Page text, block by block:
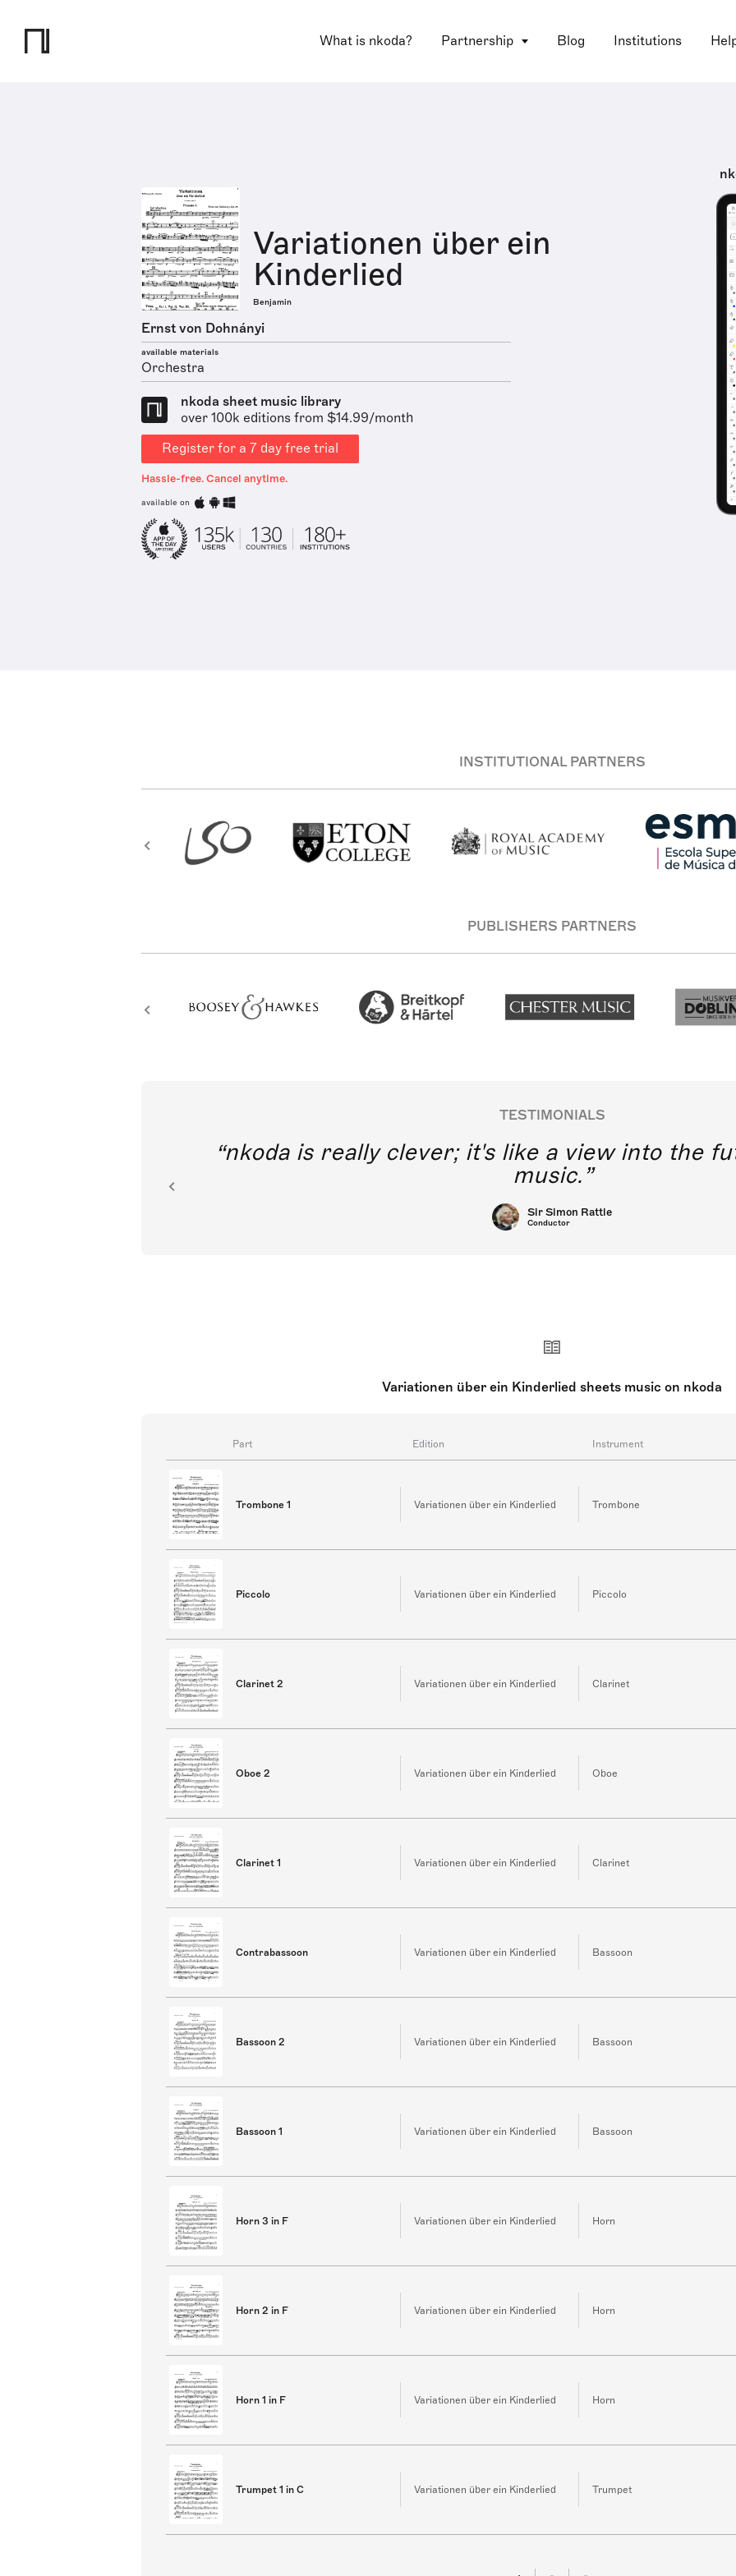
What is nkoda? Partnership Blog Institutions
Variationen über ein
Kinderlied
Benjamin
Ernst von Dohnányi
available materials
Orchestra
nkoda sheet music library
over 100k editions from $14.99/month
Register for a 7 day free trial
Hassle-free. Cancel anytime.
available on
INSTITUTIONAL PARTNERS
PUBLISHERS PARTNERS
TESTIMONIALS
nkoda is really clever; it's like a view into the
music.
Sir Simon Rattle
Conductor
Variationen über ein Kinderlied sheets music on nkoda
Part Edition Instrument
Trombone 1 Variationen über ein Kinderlied Trombone
Piccolo Variationen über ein Kinderlied Piccolo
Clarinet 2 Variationen über ein Kinderlied Clarinet
Oboe 2 Variationen über ein Kinderlied Oboe
Clarinet 1 Variationen über ein Kinderlied Clarinet
Contrabassoon Variationen über ein Kinderlied Bassoon
Bassoon 2 Variationen über ein Kinderlied Bassoon
Bassoon 1 Variationen über ein Kinderlied Bassoon
Horn 3 in F Variationen über ein Kinderlied Horn
Horn 2 in F Variationen über ein Kinderlied Horn
Horn 1 in F Variationen über ein Kinderlied Horn
Trumpet 1 in C Variationen über ein Kinderlied Trumpet